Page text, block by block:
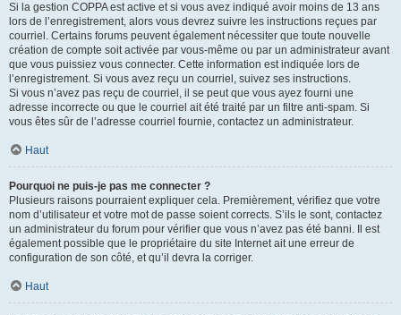
Si la gestion COPPA est active et si vous avez indiqué avoir moins de 13 ans
lors de l’enregistrement, alors vous devrez suivre les instructions reçues par
courriel. Certains forums peuvent également nécessiter que toute nouvelle
création de compte soit activée par vous-même ou par un administrateur avant
que vous puissiez vous connecter. Cette information est indiquée lors de
l’enregistrement. Si vous avez reçu un courriel, suivez ses instructions.
Si vous n’avez pas reçu de courriel, il se peut que vous ayez fourni une
adresse incorrecte ou que le courriel ait été traité par un filtre anti-spam. Si
vous êtes sûr de l’adresse courriel fournie, contactez un administrateur.
Haut
Pourquoi ne puis-je pas me connecter ?
Plusieurs raisons pourraient expliquer cela. Premièrement, vérifiez que votre
nom d’utilisateur et votre mot de passe soient corrects. S’ils le sont, contactez
un administrateur du forum pour vérifier que vous n’avez pas été banni. Il est
également possible que le propriétaire du site Internet ait une erreur de
configuration de son côté, et qu’il devra la corriger.
Haut